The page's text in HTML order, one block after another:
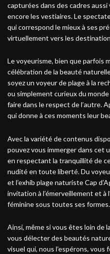
capturées dans des cadres aussi
encore les vestiaires. Le
qui correspond le mieux à ses
virtuellement vers les
Le voyeurisme, bien que parfois
célébration de la beauté
soyez un voyeur de plage à la
ou simplement curieux du
faire dans le respect de l’autre.
qui donne à ces moments leur
Avec la variété de contenus
pouvez vous immerger dans cet
en respectant la tranquillité de
nudité en toute liberté. Du
et l’exhib plage naturiste Cap
invitation à l’émerveillement et à
féminine sous toutes ses formes.
Ainsi, même si vous êtes loin de
vous délecter des beautés
visuel qui, nous l’espérons,